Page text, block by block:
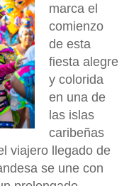
marca el
comienzo
de esta
fiesta alegre
y colorida
en una de
las islas
caribeñas
viajero llegado de
se une con